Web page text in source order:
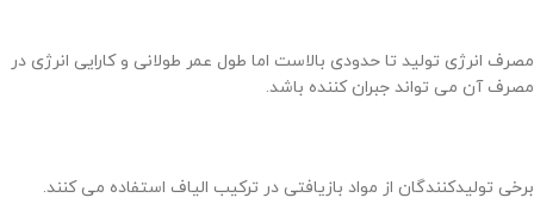
مصرف انرژی تولید تا حدودی بالاست اما طول عمر طولانی و کارایی انرژی در
مصرف آن می تواند جبران کننده باشد.
برخی تولیدکنندگان از مواد بازیافتی در ترکیب الیاف استفاده می کنند.